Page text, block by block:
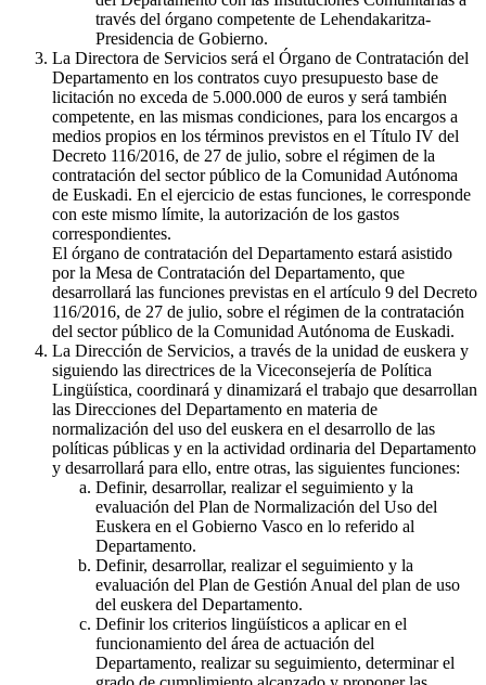
través del órgano competente de Lehendakaritza-
Presidencia de Gobierno.
La Directora de Servicios será el Órgano de Contratación del
Departamento en los contratos cuyo presupuesto base de
licitación no exceda de 5.000.000 de euros y será también
competente, en las mismas condiciones, para los encargos a
medios propios en los términos previstos en el Título IV del
Decreto 116/2016, de 27 de julio, sobre el régimen de la
contratación del sector público de la Comunidad Autónoma
de Euskadi. En el ejercicio de estas funciones, le corresponde
con este mismo límite, la autorización de los gastos
correspondientes.
El órgano de contratación del Departamento estará asistido
por la Mesa de Contratación del Departamento, que
desarrollará las funciones previstas en el artículo 9 del Decreto
116/2016, de 27 de julio, sobre el régimen de la contratación
del sector público de la Comunidad Autónoma de Euskadi.
La Dirección de Servicios, a través de la unidad de euskera y
siguiendo las directrices de la Viceconsejería de Política
Lingüística, coordinará y dinamizará el trabajo que desarrollan
las Direcciones del Departamento en materia de
normalización del uso del euskera en el desarrollo de las
políticas públicas y en la actividad ordinaria del Departamento
y desarrollará para ello, entre otras, las siguientes funciones:
Definir, desarrollar, realizar el seguimiento y la
evaluación del Plan de Normalización del Uso del
Euskera en el Gobierno Vasco en lo referido al
Departamento.
Definir, desarrollar, realizar el seguimiento y la
evaluación del Plan de Gestión Anual del plan de uso
del euskera del Departamento.
Definir los criterios lingüísticos a aplicar en el
funcionamiento del área de actuación del
Departamento, realizar su seguimiento, determinar el